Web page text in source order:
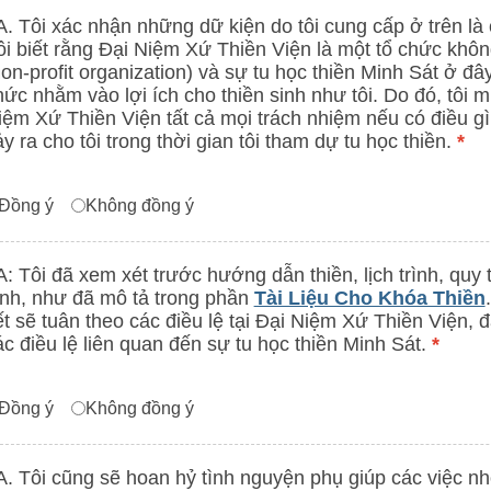
Tôi xác nhận những dữ kiện do tôi cung cấp ở trên là
biết rằng Đại Niệm Xứ Thiền Viện là một tổ chức
profit organization) và sự tu học thiền Minh Sát ở
nhằm vào lợi ích cho thiền sinh như tôi. Do đó, tôi
Xứ Thiền Viện tất cả mọi trách nhiệm nếu có điều
ra cho tôi trong thời gian tôi tham dự tu học thiền. *
to statements in 1A or 1B (Tôi
ý Không đồng ý
Tôi đã xem xét trước hướng dẫn thiền, lịch trình, quy
như đã mô tả trong phần Tài Liệu Cho Khóa Thiền
sẽ tuân theo các điều lệ tại Đại Niệm Xứ Thiền Viện,
điều lệ liên quan đến sự tu học thiền Minh Sát. *
to statements in 2A or 2B
ý Không đồng ý
Tôi cũng sẽ hoan hỷ tình nguyện phụ giúp các việc